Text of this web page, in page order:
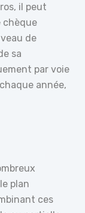
il peut
chèque
de
sa
par voie
année,
plan
ces